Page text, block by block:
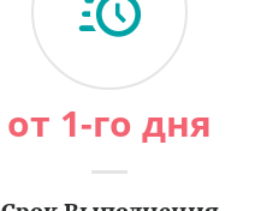
от 1-го дня